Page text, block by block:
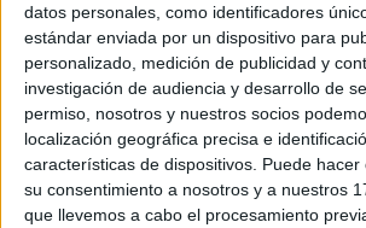
datos personales, como identificadores
estándar enviada por un dispositivo para
personalizado, medición de publicidad y
investigación de audiencia y desarrollo de
permiso, nosotros y nuestros socios
localización geográfica precisa e
características de dispositivos. Puede
su consentimiento a nosotros y a nuestros
que llevemos a cabo el procesamiento
JULIANA AWADA Y MAURICIO MACRI EN CHILE
BLAZER EN NEGRO MONOCROMO
CUERO
Para la edición de ArteBa 2019, Juliana
blazer sencillo en color negro, que